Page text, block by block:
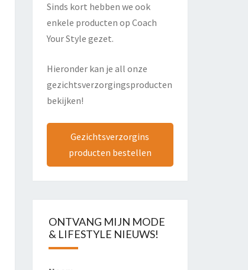
Sinds kort hebben we ook
enkele producten op Coach
Your Style gezet.
Hieronder kan je all onze
gezichtsverzorgingsproducten
bekijken!
Gezichtsverzorgins
producten bestellen
ONTVANG MIJN MODE
& LIFESTYLE NIEUWS!